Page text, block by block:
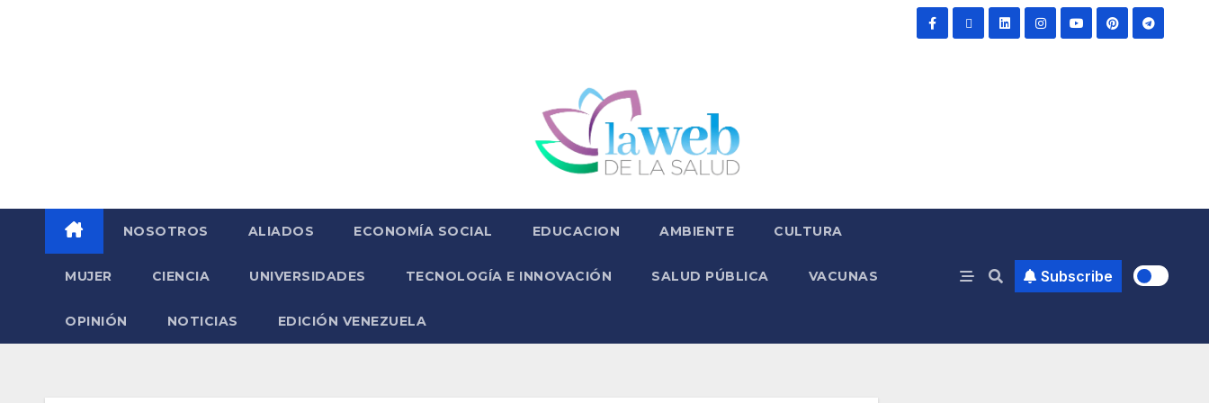
NOSOTROS ALIADOS ECONOMÍA SOCIAL EDUCACION AMBIENTE CULTURA
MUJER CIENCIA UNIVERSIDADES TECNOLOGÍA E INNOVACIÓN SALUD PÚBLICA VACUNAS
OPINIÓN NOTICIAS EDICIÓN VENEZUELA
Subscribe